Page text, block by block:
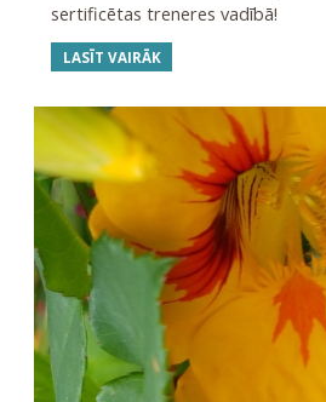
sertificētas treneres vadībā!
LASĪT VAIRĀK